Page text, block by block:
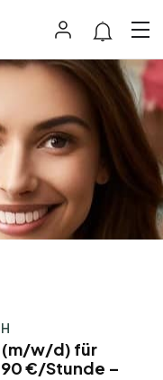
(m/w/d) für
€/Stunde –